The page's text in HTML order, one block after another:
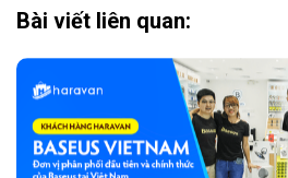
Bài viết liên quan: